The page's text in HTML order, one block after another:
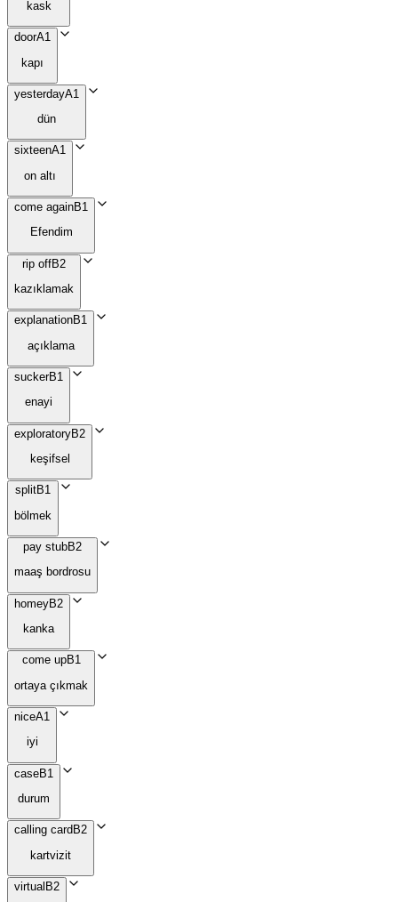
kask
doorA1
kapı
yesterdayA1
dün
sixteenA1
on altı
come againB1
Efendim
rip offB2
kazıklamak
explanationB1
açıklama
suckerB1
enayi
exploratoryB2
keşifsel
splitB1
bölmek
pay stubB2
maaş bordrosu
homeyB2
kanka
come upB1
ortaya çıkmak
niceA1
iyi
caseB1
durum
calling card B2
kartvizit
virtual B2